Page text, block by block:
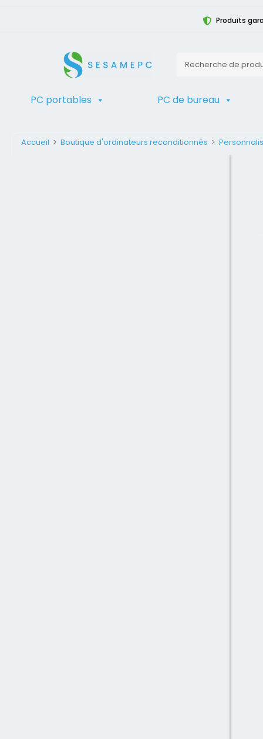
Produits
PC portables PC de bureau
Accueil > Boutique d'ordinateurs reconditionnés >